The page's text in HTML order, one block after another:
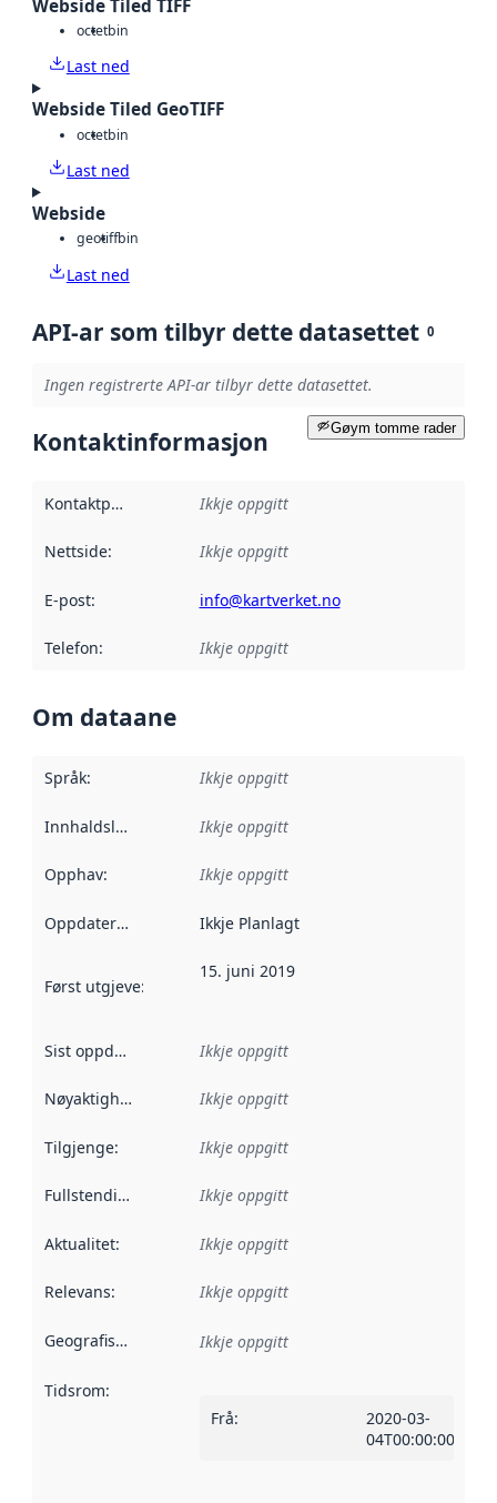
Webside Tiled TIFF
octetbin
Last ned
Webside Tiled GeoTIFF
octetbin
Last ned
Webside
geotiffbin
Last ned
API-ar som tilbyr dette datasettet 0
Ingen registrerte API-ar tilbyr dette datasettet.
Gøym tomme rader
Kontaktinformasjon
Kontaktpunkt Ikkje oppgitt
Nettside: Ikkje oppgitt
E-post: info@kartverket.no
Telefon: Ikkje oppgitt
Om dataane
Språk: Ikkje oppgitt
Innhaldsleverandørar :
Ikkje oppgitt
Opphav: Ikkje oppgitt
Oppdateringsfrekvens :
Ikkje Planlagt
Først utgjeve: Denne datoen seier når dataa i dette
15. juni 2019
Sist oppdatert Ikkje oppgitt
Nøyaktigheit Ikkje oppgitt
Tilgjenge: Ikkje oppgitt
Fullstendigheit Ikkje oppgitt
Aktualitet: Ikkje oppgitt
Relevans: Ikkje oppgitt
Geografisk område Ikkje oppgitt
Tidsrom:
Frå:
2020-03-
04T00:00:00Z